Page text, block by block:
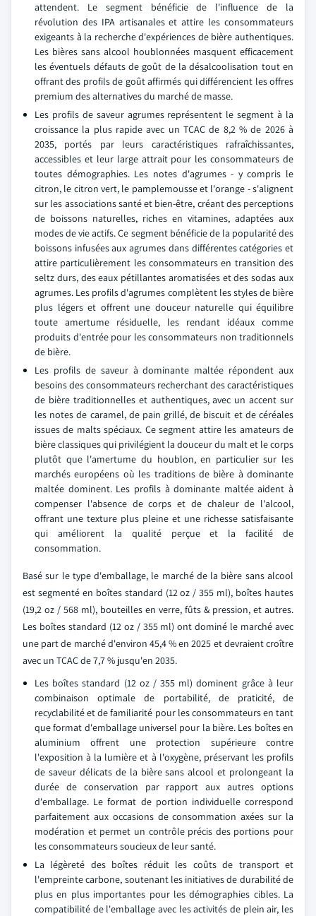
attendent. Le segment bénéficie de l'influence de la
révolution des IPA artisanales et attire les consommateurs
exigeants à la recherche d'expériences de bière authentiques.
Les bières sans alcool houblonnées masquent efficacement
les éventuels défauts de goût de la désalcoolisation tout en
offrant des profils de goût affirmés qui différencient les offres
premium des alternatives du marché de masse.
Les profils de saveur agrumes représentent le segment à la
croissance la plus rapide avec un TCAC de 8,2 % de 2026 à
2035, portés par leurs caractéristiques rafraîchissantes,
accessibles et leur large attrait pour les consommateurs de
toutes démographies. Les notes d'agrumes - y compris le
citron, le citron vert, le pamplemousse et l'orange - s'alignent
sur les associations santé et bien-être, créant des perceptions
de boissons naturelles, riches en vitamines, adaptées aux
modes de vie actifs. Ce segment bénéficie de la popularité des
boissons infusées aux agrumes dans différentes catégories et
attire particulièrement les consommateurs en transition des
seltz durs, des eaux pétillantes aromatisées et des sodas aux
agrumes. Les profils d'agrumes complètent les styles de bière
plus légers et offrent une douceur naturelle qui équilibre
toute amertume résiduelle, les rendant idéaux comme
produits d'entrée pour les consommateurs non traditionnels
de bière.
Les profils de saveur à dominante maltée répondent aux
besoins des consommateurs recherchant des caractéristiques
de bière traditionnelles et authentiques, avec un accent sur
les notes de caramel, de pain grillé, de biscuit et de céréales
issues de malts spéciaux. Ce segment attire les amateurs de
bière classiques qui privilégient la douceur du malt et le corps
plutôt que l'amertume du houblon, en particulier sur les
marchés européens où les traditions de bière à dominante
maltée dominent. Les profils à dominante maltée aident à
compenser l'absence de corps et de chaleur de l'alcool,
offrant une texture plus pleine et une richesse satisfaisante
qui améliorent la qualité perçue et la facilité de
consommation.
Basé sur le type d'emballage, le marché de la bière sans alcool
est segmenté en boîtes standard (12 oz / 355 ml), boîtes hautes
(19,2 oz / 568 ml), bouteilles en verre, fûts & pression, et autres.
Les boîtes standard (12 oz / 355 ml) ont dominé le marché avec
une part de marché d'environ 45,4 % en 2025 et devraient croître
avec un TCAC de 7,7 % jusqu'en 2035.
Les boîtes standard (12 oz / 355 ml) dominent grâce à leur
combinaison optimale de portabilité, de praticité, de
recyclabilité et de familiarité pour les consommateurs en tant
que format d'emballage universel pour la bière. Les boîtes en
aluminium offrent une protection supérieure contre
l'exposition à la lumière et à l'oxygène, préservant les profils
de saveur délicats de la bière sans alcool et prolongeant la
durée de conservation par rapport aux autres options
d'emballage. Le format de portion individuelle correspond
parfaitement aux occasions de consommation axées sur la
modération et permet un contrôle précis des portions pour
les consommateurs soucieux de leur santé.
La légèreté des boîtes réduit les coûts de transport et
l'empreinte carbone, soutenant les initiatives de durabilité de
plus en plus importantes pour les démographies cibles. La
compatibilité de l'emballage avec les activités de plein air, les